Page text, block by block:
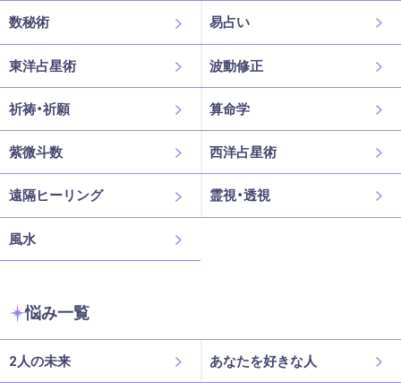
数秘術 易占い
東洋占星術 波動修正
祈祷・祈願 算命学
紫微斗数 西洋占星術
遠隔ヒーリング 霊視・透視
風水
悩み一覧
2人の未来 あなたを好きな人